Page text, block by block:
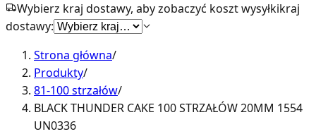
Wybierz kraj dostawy, aby zobaczyć koszt wysyłkikraj
dostawy:
Strona główna/
Produkty/
81-100 strzałów/
BLACK THUNDER CAKE 100 STRZAŁÓW 20MM 1554
UN0336